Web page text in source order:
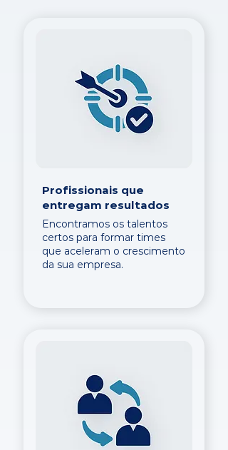
Profissionais que
entregam resultados
Encontramos os talentos
certos para formar times
que aceleram o crescimento
da sua empresa.